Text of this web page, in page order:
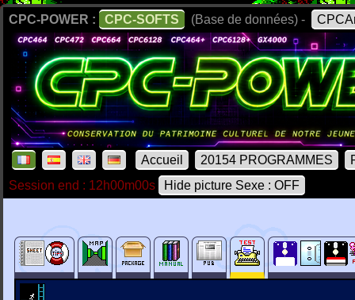
CPC-POWER : CPC-SOFTS (Base de données) -
Accueil 20154 PROGRAMMES
Session end : 12h00m00s
Hide picture Sexe : OFF